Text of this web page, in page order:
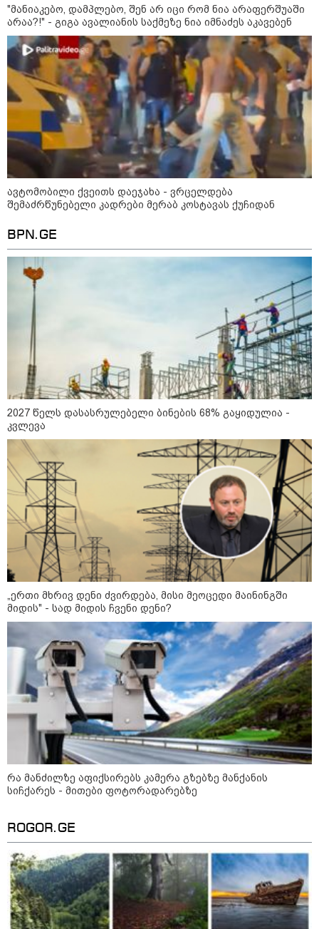
14:40 / 05-08-2026
პუტინმა უკრაინის წინააღმდეგ მებრძოლი
დაჯგუფებების ხელმძღვანელობაში
საკადრო ცვლილებები განახორციელა
"რუსეთში შესაძლოა, საომარი
მდგომარეობა გამოცხადდეს" -
კასპიის ზღვა: სამი ქვეყნის
დაპირისპირების ახალი
ადგილი - რა სტრატეგიული
მნიშვნელობა აქვს ამ ადგილს
09:42 / 22-07-2026
რუსეთის ქალაქებში,
კრასნოდარსა და ნევინომისკში,
ცენტრებზე თავდასხმა მოხდა-
არიან დაშავებულები
08:51 / 22-07-2026
ზელენსკიმ ფედოროვის
შემდეგ, სირსკიც გაუშვა - ვინ
იქნება უკრაინის შეიარაღებული
ძალების ახალი
მთავარსარდალი?
კატეგორიის ყველა სიახლე
კატეგორიები
"მანიაკებო, დამპლებო, შენ არ იცი რომ ნია არაფერშუაში
არაა?!" - გიგა ავალიანის საქმეზე ნია იმნაძეს აკავებენ
ავტომობილი ქვეითს დაეჯახა - ვრცელდება
შემაძრწუნებელი კადრები მერაბ კოსტავას ქუჩიდან
BPN.GE
2027 წელს დასასრულებელი ბინების 68% გაყიდულია -
კვლევა
„ერთი მხრივ დენი ძვირდება, მისი მეოცედი მაინინგში
მიდის" - სად მიდის ჩვენი დენი?
რა მანძილზე აფიქსირებს კამერა გზებზე მანქანის
სიჩქარეს - მითები ფოტორადარებზე
ROGOR.GE